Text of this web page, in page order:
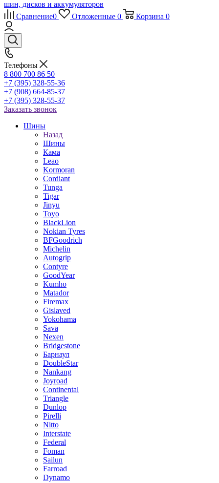
Сравнение0 Отложенные 0 Корзина 0
Телефоны
8 800 700 86 50
+7 (395) 328-55-36
+7 (908) 664-85-37
+7 (395) 328-55-37
Заказать звонок
Шины
Назад
Шины
Кама
Leao
Kormoran
Cordiant
Tunga
Tigar
Jinyu
Toyo
BlackLion
Nokian Tyres
BFGoodrich
Michelin
Autogrip
Contyre
GoodYear
Kumho
Matador
Firemax
Gislaved
Yokohama
Sava
Nexen
Bridgestone
Барнаул
DoubleStar
Nankang
Joyroad
Continental
Triangle
Dunlop
Pirelli
Nitto
Interstate
Federal
Foman
Sailun
Farroad
Dynamo